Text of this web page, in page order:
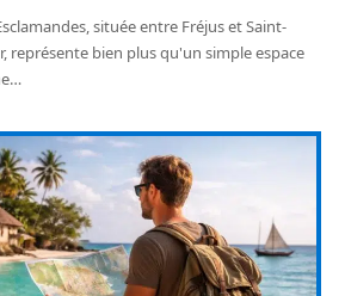
située entre Fréjus et Saint-
représente bien plus qu'un simple espace
…